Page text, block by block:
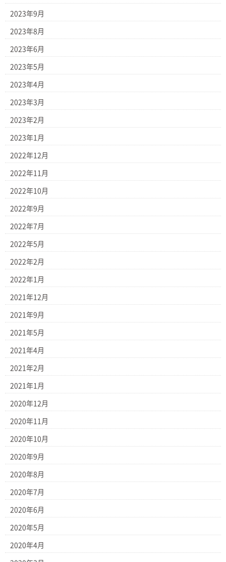
2023年9月
2023年8月
2023年6月
2023年5月
2023年4月
2023年3月
2023年2月
2023年1月
2022年12月
2022年11月
2022年10月
2022年9月
2022年7月
2022年5月
2022年2月
2022年1月
2021年12月
2021年9月
2021年5月
2021年4月
2021年2月
2021年1月
2020年12月
2020年11月
2020年10月
2020年9月
2020年8月
2020年7月
2020年6月
2020年5月
2020年4月